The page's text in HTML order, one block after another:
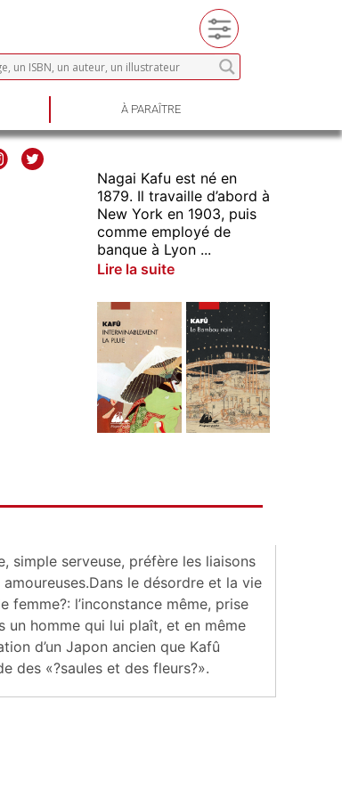
À PARAÎTRE
Nagai Kafu est né en
1879. Il travaille d’abord à
New York en 1903, puis
comme employé de
banque à Lyon ...
Lire la suite
simple serveuse, préfère les liaisons
le désordre et la vie
l’inconstance même, prise
un homme qui lui plaît, et en même
d’un Japon ancien que Kafû
des «?saules et des fleurs?».